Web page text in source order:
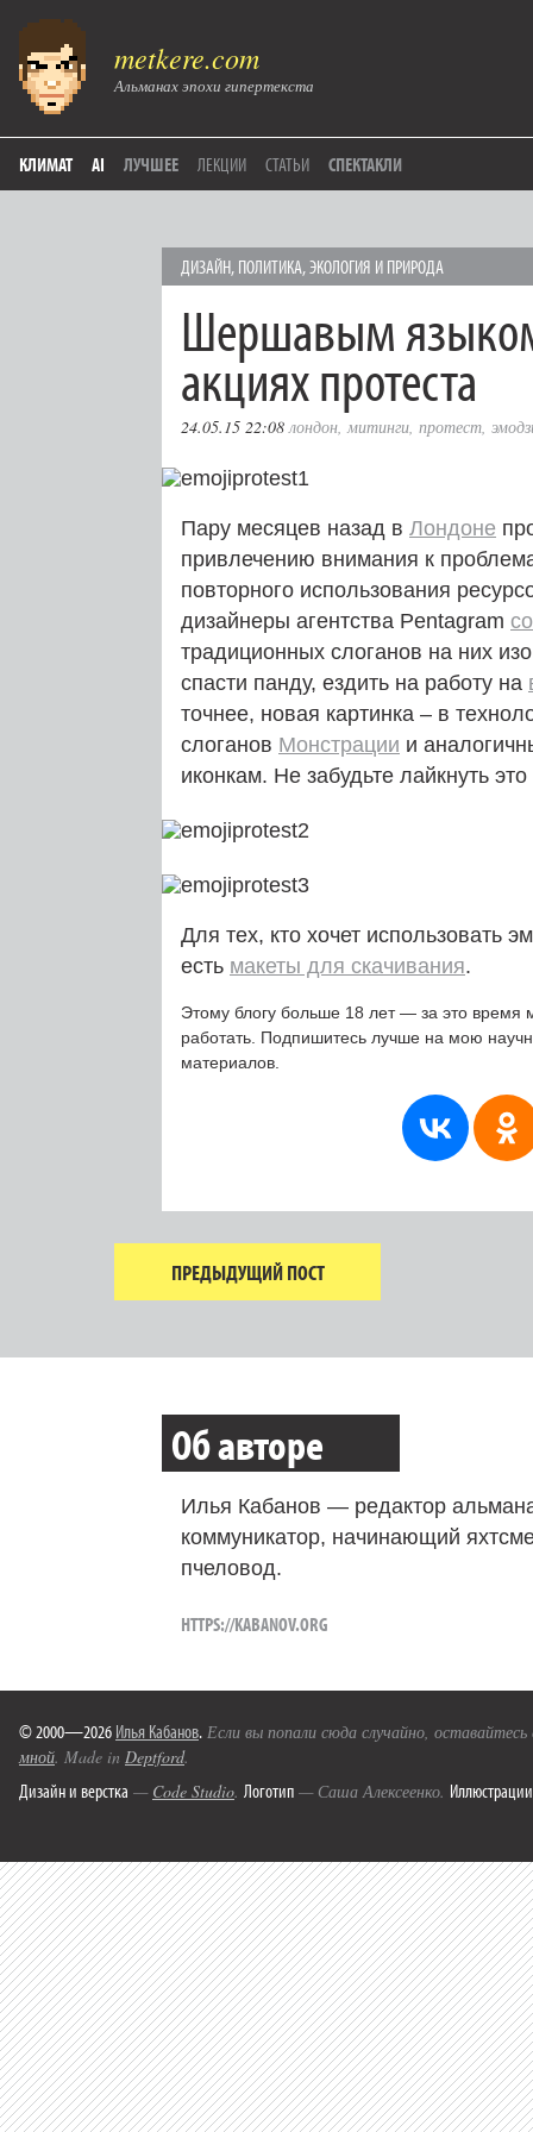
metkere.com
Альманах эпохи гипертекста
КЛИМАТ AI ЛУЧШЕЕ ЛЕКЦИИ СТАТЬИ СПЕКТАКЛИ
ДИЗАЙН, ПОЛИТИКА,ЭКОЛОГИЯ И ПРИРОДА
Шершавым
акциях протеста
24.05.15 22:08 лондон,митинги, протест,
Пару месяцев назад в Лондоне
привлечению внимания к
повторного использования
дизайнеры агентства Pentagram
традиционных слоганов на них
спасти панду, ездить на работу на
точнее, новая картинка – в
слоганов Монстрации и
иконкам. Не забудьте лайкнуть
Для тех, кто хочет использовать
есть макеты для скачивания.
Этому блогу больше 18 лет — за это время
работать. Подпишитесь лучше на мою
материалов.
ПРЕДЫДУЩИЙ ПОСТ
Об авторе
Илья Кабанов — редактор
коммуникатор, начинающий
пчеловод.
HTTPS://KABANOV.ORG
© 2000—2026 Илья Кабанов. Если вы попали сюда случайно,
мной. Made in Deptford.
Дизайн и верстка — Code Studio. Логотип — Саша Алексеенко. Иллюстрации